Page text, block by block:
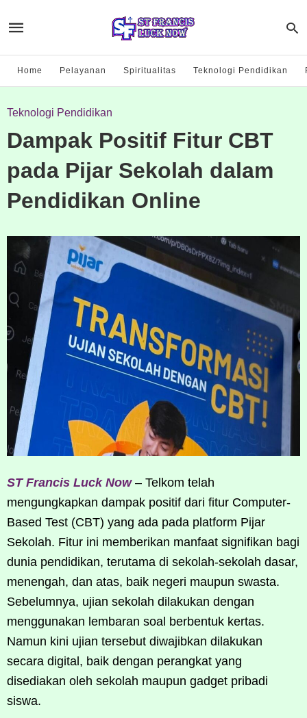
Home Pelayanan Spiritualitas Teknologi Pendidikan
Teknologi Pendidikan
Dampak Positif Fitur CBT
pada Pijar Sekolah dalam
Pendidikan Online
ST Francis Luck Now– Telkom telah
mengungkapkan dampak positif dari fitur Computer-
Based Test (CBT) yang ada pada platform Pijar
Sekolah. Fitur ini memberikan manfaat signifikan bagi
dunia pendidikan, terutama di sekolah-sekolah dasar,
menengah, dan atas, baik negeri maupun swasta.
Sebelumnya, ujian sekolah dilakukan dengan
menggunakan lembaran soal berbentuk kertas.
Namun kini ujian tersebut diwajibkan dilakukan
secara digital, baik dengan perangkat yang
disediakan oleh sekolah maupun gadget pribadi
siswa.